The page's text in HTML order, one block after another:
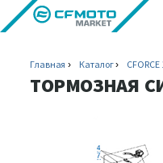
Главная Каталог
ТОРМОЗНАЯ